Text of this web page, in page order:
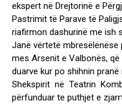
ekspert në Drejtorinë e
Pastrimit të Parave të
riafirmon dashurinë me ish
Janë vërtetë mbresëlënëse
mes Arsenit e Valbonës,
duarve kur po shihnin
Shekspirit në Teatrin
përfunduar te puthjet e